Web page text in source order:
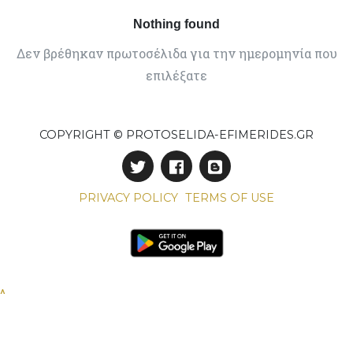
Nothing found
Δεν βρέθηκαν πρωτοσέλιδα για την ημερομηνία που
επιλέξατε
COPYRIGHT © PROTOSELIDA-EFIMERIDES.GR
PRIVACY POLICY TERMS OF USE
^